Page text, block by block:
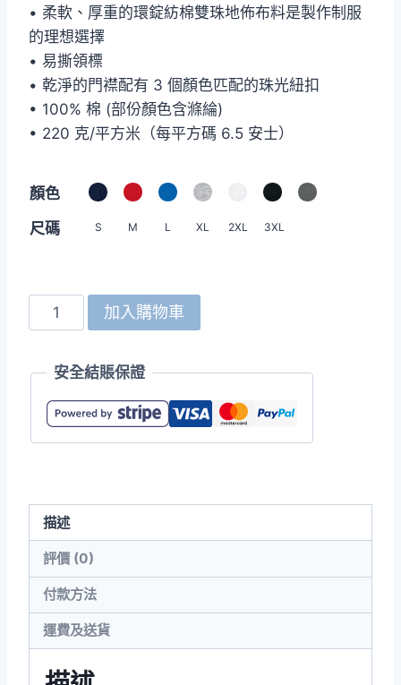
• 柔軟、厚重的環錠紡棉雙珠地佈布料是製作制服
的理想選擇
• 易撕領標
• 乾淨的門襟配有 3 個顏色匹配的珠光紐扣
• 100% 棉 (部份顏色含滌綸)
• 220 克/平方米（每平方碼 6.5 安士）
顏色
尺碼
S M L XL 2XL 3XL
Gildan
858A0
Hammer
數
加入購物車
安全結賬保證
描述
評價 (0)
付款方法
運費及送貨